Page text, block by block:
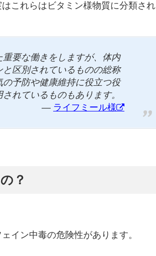
これらはビタミン様物質に分類され
要な働きをしますが、体内
区別されているものの総称
予防や健康維持に役立つ役
れているものもあります。
ライフミール様
？
イン中毒の危険性があります。